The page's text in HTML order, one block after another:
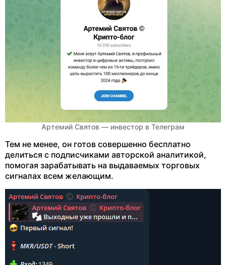
Артемий Святов — инвестор в Телеграм
Тем не менее, он готов совершенно бесплатно
делиться с подписчиками авторской аналитикой,
помогая зарабатывать на выдаваемых торговых
сигналах всем желающим.